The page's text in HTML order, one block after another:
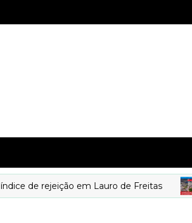
rejeição em Lauro de Freitas